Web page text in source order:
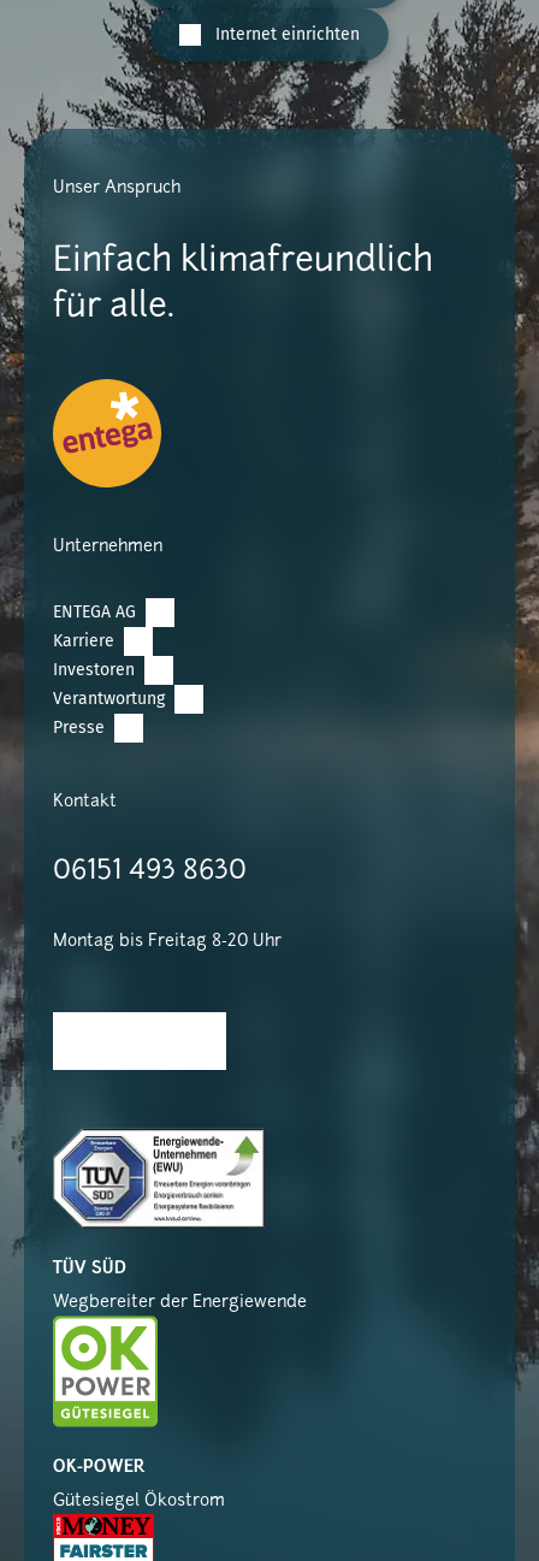
Internet einrichten
Unser Anspruch
Einfach klimafreundlich
für alle.
Unternehmen
ENTEGA AG
Karriere
Investoren
Verantwortung
Presse
Kontakt
06151 493 8630
Montag bis Freitag 8-20 Uhr
TÜV SÜD
Wegbereiter der Energiewende
OK-POWER
Gütesiegel Ökostrom